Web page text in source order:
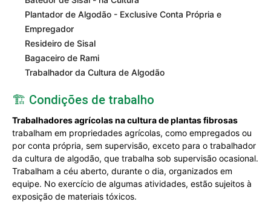
Plantador de Algodão - Exclusive Conta Própria e
Empregador
Resideiro de Sisal
Bagaceiro de Rami
Trabalhador da Cultura de Algodão
🏗️ Condições de trabalho
Trabalhadores agrícolas na cultura de plantas fibrosas
trabalham em propriedades agrícolas, como empregados ou
por conta própria, sem supervisão, exceto para o trabalhador
da cultura de algodão, que trabalha sob supervisão ocasional.
Trabalham a céu aberto, durante o dia, organizados em
equipe. No exercício de algumas atividades, estão sujeitos à
exposição de materiais tóxicos.